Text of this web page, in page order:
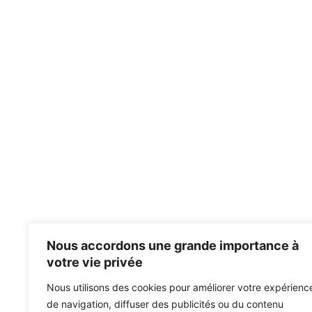
Nous accordons une grande importance à
votre vie privée
Nous utilisons des cookies pour améliorer votre
de navigation, diffuser des publicités ou du contenu